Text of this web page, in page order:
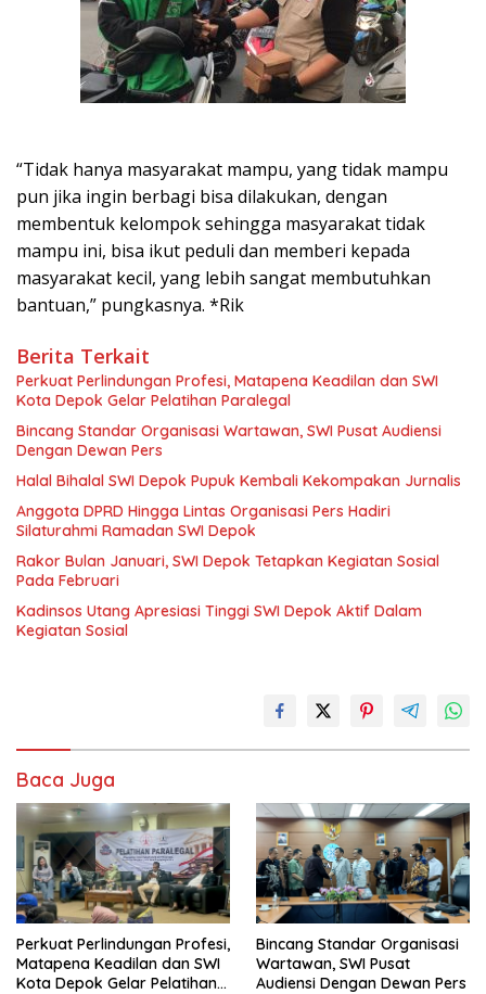
“Tidak hanya masyarakat mampu, yang tidak mampu
pun jika ingin berbagi bisa dilakukan, dengan
membentuk kelompok sehingga masyarakat tidak
mampu ini, bisa ikut peduli dan memberi kepada
masyarakat kecil, yang lebih sangat membutuhkan
bantuan,” pungkasnya. *Rik
Berita Terkait
Perkuat Perlindungan Profesi, Matapena Keadilan dan SWI
Kota Depok Gelar Pelatihan Paralegal
Bincang Standar Organisasi Wartawan, SWI Pusat Audiensi
Dengan Dewan Pers
Halal Bihalal SWI Depok Pupuk Kembali Kekompakan Jurnalis
Anggota DPRD Hingga Lintas Organisasi Pers Hadiri
Silaturahmi Ramadan SWI Depok
Rakor Bulan Januari, SWI Depok Tetapkan Kegiatan Sosial
Pada Februari
Kadinsos Utang Apresiasi Tinggi SWI Depok Aktif Dalam
Kegiatan Sosial
Baca Juga
Perkuat Perlindungan Profesi,
Matapena Keadilan dan SWI
Kota Depok Gelar Pelatihan
Bincang Standar Organisasi
Wartawan, SWI Pusat
Audiensi Dengan Dewan Pers